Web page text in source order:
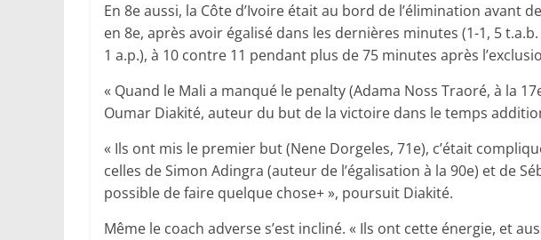
En 8e aussi, la Côte d’Ivoire était au bord de l’élimination avant
en 8e, après avoir égalisé dans les dernières minutes (1-1, 5
1 a.p.), à 10 contre 11 pendant plus de 75 minutes après
« Quand le Mali a manqué le penalty (Adama Noss Traoré, à la
Oumar Diakité, auteur du but de la victoire dans le temps
« Ils ont mis le premier but (Nene Dorgeles, 71e), c’était
celles de Simon Adingra (auteur de l’égalisation à la 90e) et de
possible de faire quelque chose+ », poursuit Diakité.
Même le coach adverse s’est incliné. « Ils ont cette énergie, et